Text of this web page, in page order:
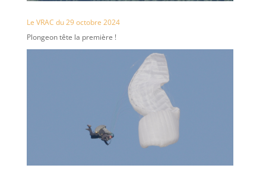
Le VRAC du 29 octobre 2024
Plongeon tête la première !